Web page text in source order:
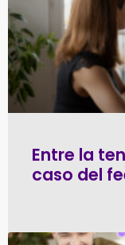
Entre la
caso del